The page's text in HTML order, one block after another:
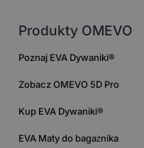
Produkty OMEVO
Poznaj EVA Dywaniki®
Zobacz OMEVO 5D Pro
Kup EVA Dywaniki®
EVA Maty do bagażnika